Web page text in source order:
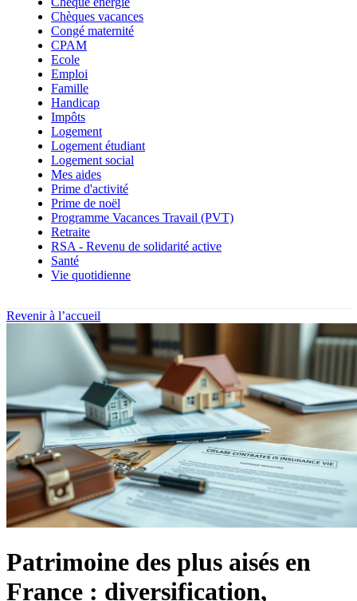
Chèques vacances
Congé maternité
CPAM
Ecole
Emploi
Famille
Handicap
Impôts
Logement
Logement étudiant
Logement social
Mes aides
Prime d'activité
Prime de noël
Programme Vacances Travail (PVT)
Retraite
RSA - Revenu de solidarité active
Santé
Vie quotidienne
Revenir à l’accueil
Patrimoine des plus aisés en
France : diversification,